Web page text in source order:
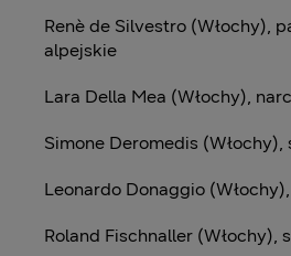
Renè de Silvestro (Włochy),
alpejskie
Lara Della Mea (Włochy),
Simone Deromedis (Włochy),
Leonardo Donaggio
Roland Fischnaller (Włochy),